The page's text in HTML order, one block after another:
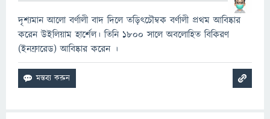
দৃশ্যমান আলো বর্ণালী বাদ দিলে তড়িৎচৌম্বক বর্ণালী প্রথম আবিষ্কার
করেন উইলিয়াম হার্শেল। তিনি ১৮০০ সালে অবলোহিত বিকিরণ
(ইনফ্রারেড) আবিষ্কার করেন ।